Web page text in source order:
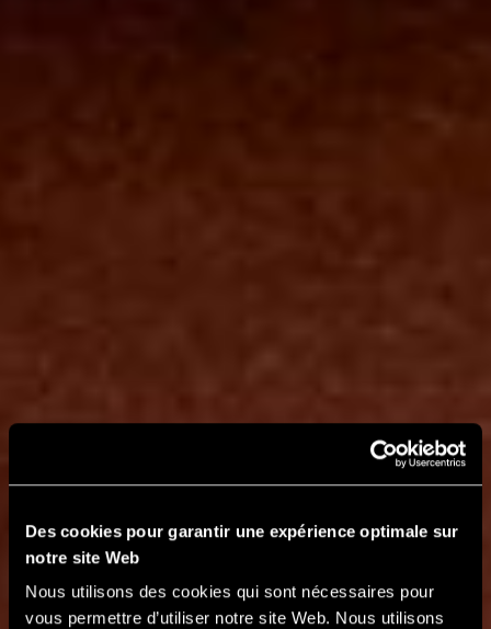
Des cookies pour garantir une expérience optimale sur
notre site Web
Nous utilisons des cookies qui sont nécessaires pour
vous permettre d’utiliser notre site Web. Nous utilisons